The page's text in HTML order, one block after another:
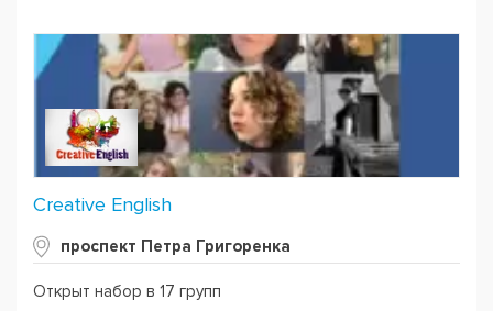
Creative English
проспект Петра Григоренка
Открыт набор в 17 групп